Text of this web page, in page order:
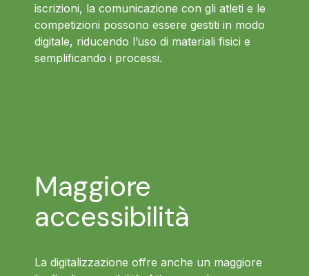
iscrizioni, la comunicazione con gli atleti e le
competizioni possono essere gestiti in modo
digitale, riducendo l’uso di materiali fisici e
semplificando i processi.
Maggiore
accessibilità
La digitalizzazione offre anche un maggiore